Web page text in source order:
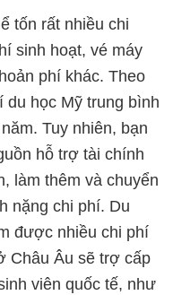
tốn rất nhiều chi
sinh hoạt, vé máy
phí khác. Theo
du học Mỹ trung bình
Tuy nhiên, bạn
hỗ trợ tài chính
làm thêm và chuyển
nặng chi phí. Du
được nhiều chi phí
Châu Âu sẽ trợ cấp
viên quốc tế, như